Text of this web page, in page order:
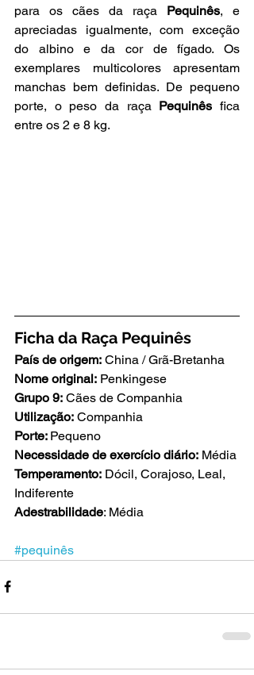
para os cães da raça Pequinês, e
apreciadas igualmente, com exceção
do albino e da cor de fígado. Os
exemplares multicolores apresentam
manchas bem definidas. De pequeno
porte, o peso da raça Pequinês fica
entre os 2 e 8 kg.
Ficha da Raça Pequinês
País de origem: China / Grã-Bretanha
Nome original: Penkingese
Grupo 9: Cães de Companhia
Utilização: Companhia
Porte: Pequeno
Necessidade de exercício diário: Média
Temperamento: Dócil, Corajoso, Leal,
Indiferente
Adestrabilidade: Média
#pequinês